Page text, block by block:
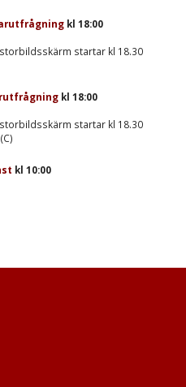
kl 18:00
startar kl 18.30
kl 18:00
startar kl 18.30
kl 10:00